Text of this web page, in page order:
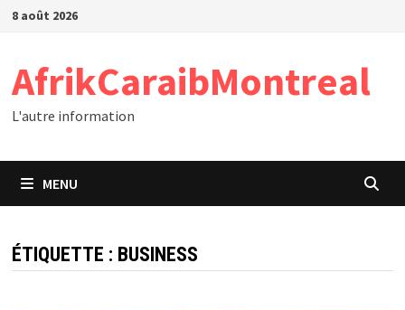
Passer
8 août 2026
AfrikCaraibMontreal
L'autre information
MENU
ÉTIQUETTE : BUSINESS